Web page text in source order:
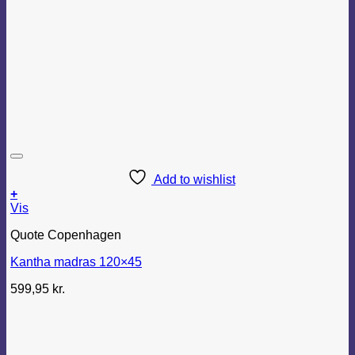
Add to wishlist
+
Vis
Quote Copenhagen
Kantha madras 120×45
599,95 kr.